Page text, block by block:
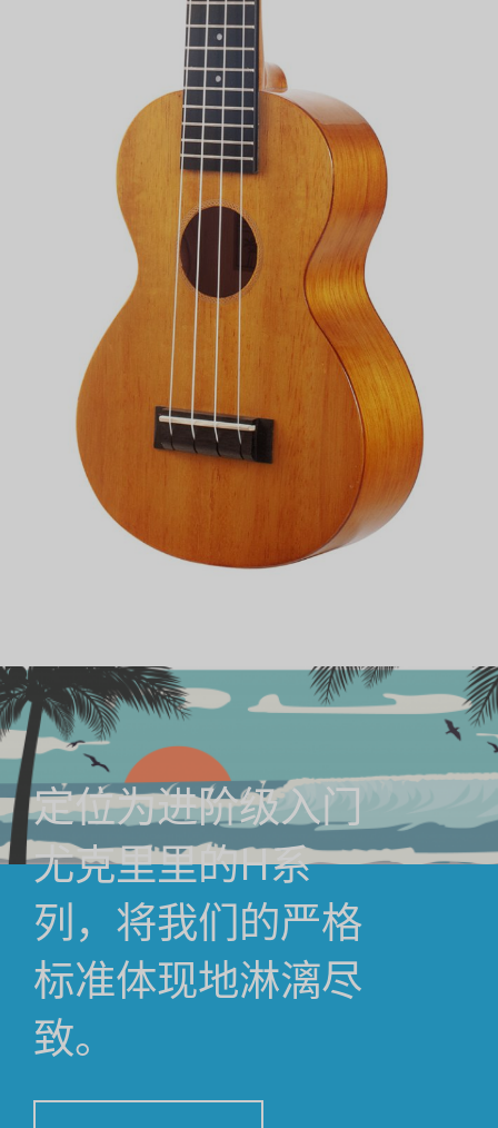
定位为进阶级入门
尤克里里的H系
列，将我们的严格
标准体现地淋漓尽
致。